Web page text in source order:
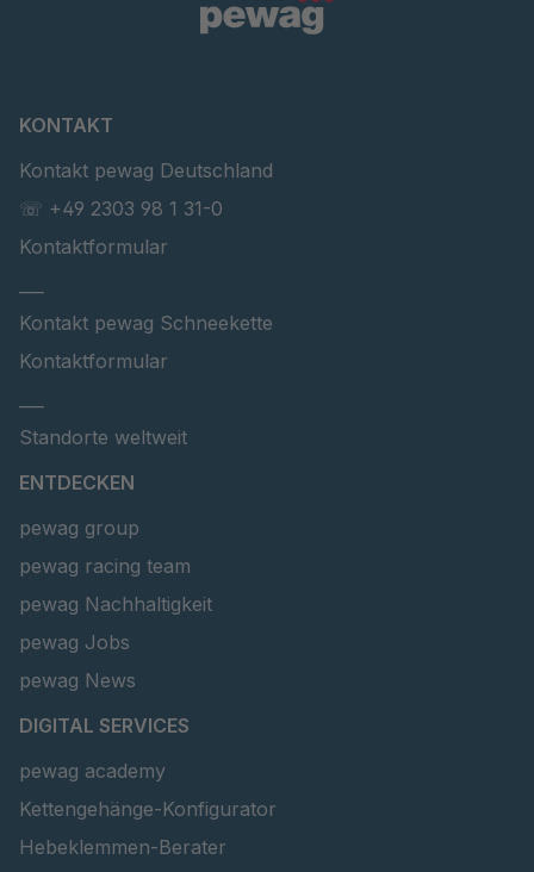
KONTAKT
Kontakt pewag Deutschland
☏ +49 2303 98 1 31-0
Kontaktformular
Kontakt pewag Schneekette
Kontaktformular
Standorte weltweit
ENTDECKEN
pewag group
pewag racing team
pewag Nachhaltigkeit
pewag Jobs
pewag News
DIGITAL SERVICES
pewag academy
Kettengehänge-Konfigurator
Hebeklemmen-Berater